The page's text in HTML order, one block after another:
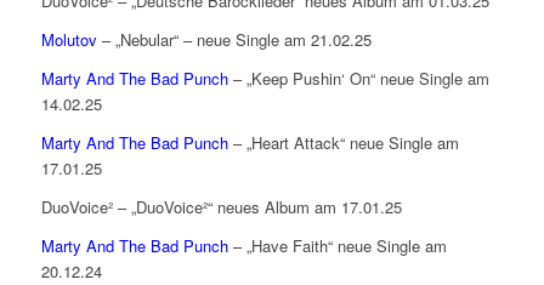
Molutov – „Nebular“ – neue Single am 21.02.25
Marty And The Bad Punch– „Keep Pushin‘ On“ neue Single am
14.02.25
Marty And The Bad Punch– „Heart Attack“ neue Single am
17.01.25
DuoVoice² – „DuoVoice²“ neues Album am 17.01.25
Marty And The Bad Punch– „Have Faith“ neue Single am
20.12.24